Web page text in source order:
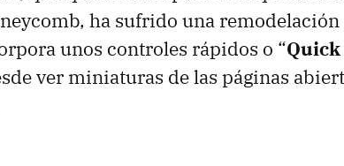
ha sufrido una remodelación
unos controles rápidos o “
ver miniaturas de las páginas